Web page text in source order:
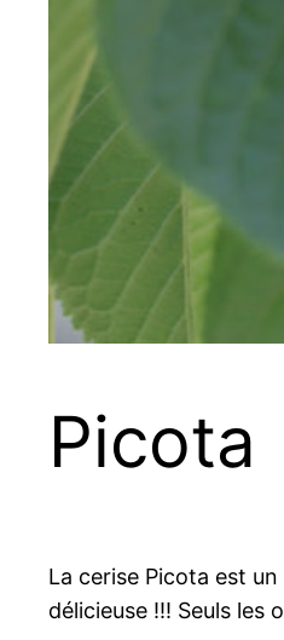
Picota
La cerise Picota est
délicieuse !!! Seuls les